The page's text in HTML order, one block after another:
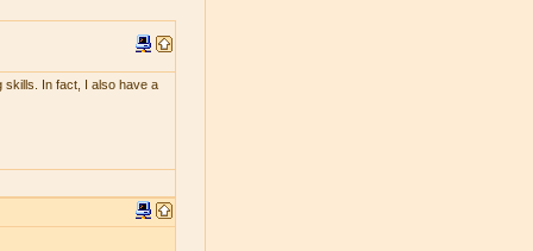
skills. In fact, I also have a